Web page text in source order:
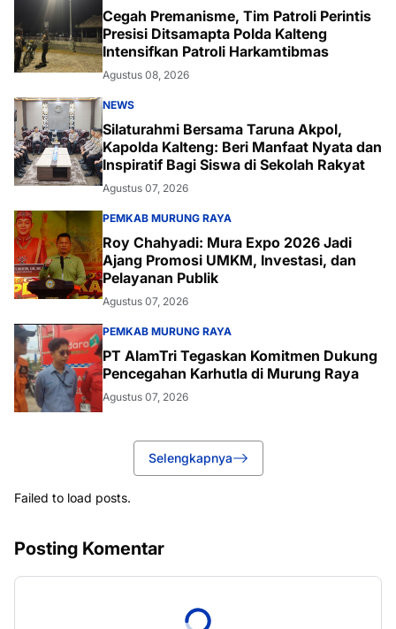
Cegah Premanisme, Tim Patroli Perintis
Presisi Ditsamapta Polda Kalteng
Intensifkan Patroli Harkamtibmas
Agustus 08, 2026
NEWS
Silaturahmi Bersama Taruna Akpol,
Kapolda Kalteng: Beri Manfaat Nyata dan
Inspiratif Bagi Siswa di Sekolah Rakyat
Agustus 07, 2026
PEMKAB MURUNG RAYA
Roy Chahyadi: Mura Expo 2026 Jadi
Ajang Promosi UMKM, Investasi, dan
Pelayanan Publik
Agustus 07, 2026
PEMKAB MURUNG RAYA
PT AlamTri Tegaskan Komitmen Dukung
Pencegahan Karhutla di Murung Raya
Agustus 07, 2026
Selengkapnya
Failed to load posts.
Posting Komentar